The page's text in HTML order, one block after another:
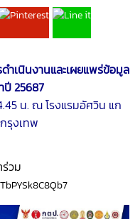
ำเนินงานและเผยแพร่ข้อมูล
ปี 25687
น. ณ โรงแรมอัศวิน แก
รุงเทพ
ร่วม